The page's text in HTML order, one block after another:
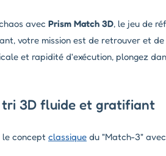
avec Prism Match 3D, le jeu de
votre mission est de retrouver et
et rapidité d'exécution, plongez
tri 3D fluide et gratifiant
le concept classique du "Match-3"